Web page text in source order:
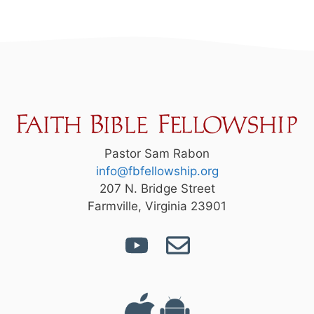
Pastor Sam Rabon
info@fbfellowship.org
207 N. Bridge Street
Farmville, Virginia 23901